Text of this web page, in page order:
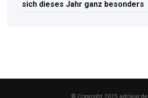
sich dieses Jahr ganz besonders